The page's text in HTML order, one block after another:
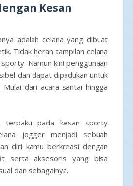
Kesan
adalah celana yang dibuat
Tidak heran tampilan celana
Namun kini penggunaan
dan dapat dipadukan untuk
Mulai dari acara santai hingga
terpaku pada kesan sporty
jogger menjadi sebuah
diri kamu berkreasi dengan
serta aksesoris yang bisa
dan sebagainya.